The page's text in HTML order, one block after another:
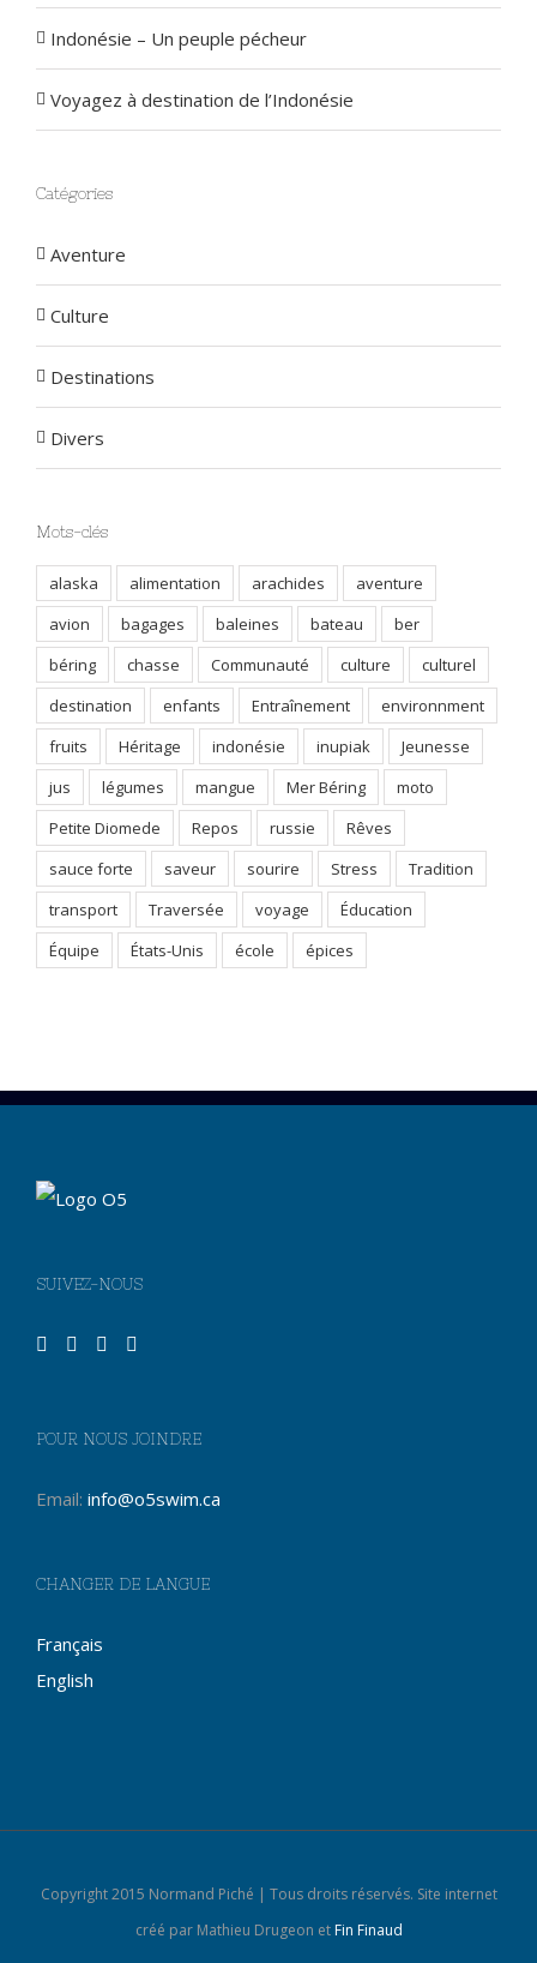
Indonésie – Un peuple pécheur
Voyagez à destination de l’Indonésie
Catégories
Aventure
Culture
Destinations
Divers
Mots-clés
alaska alimentation arachides
aventure
avion
bagages baleines bateau
ber
béring
chasse Communauté culture
culturel
destination
enfants Entraînement
environnment
fruits
Héritage indonésie inupiak
Jeunesse
jus
légumes mangue Mer Béring
moto
Petite Diomede
Repos russie
Rêves
sauce forte
saveur sourire Stress
Tradition
transport
Traversée voyage
Éducation
Équipe
États-Unis école épices
SUIVEZ-NOUS
POUR NOUS JOINDRE
Email: info@o5swim.ca
CHANGER DE LANGUE
Français
English
Copyright 2015 Normand Piché | Tous droits réservés. Site internet
créé par Mathieu Drugeon etFin Finaud